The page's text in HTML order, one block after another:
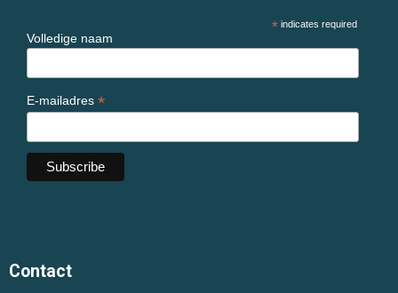
* indicates required
Volledige naam
E-mailadres *
Contact